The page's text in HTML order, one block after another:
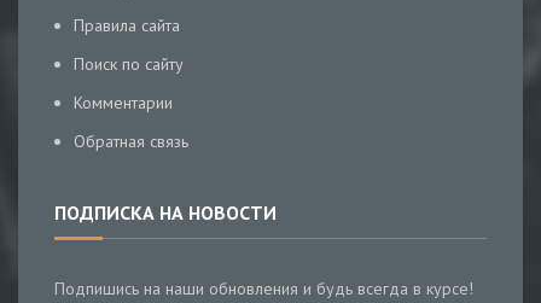
Правила сайта
Поиск по сайту
Комментарии
Обратная связь
ПОДПИСКА НА НОВОСТИ
Подпишись на наши обновления и будь всегда в курсе!